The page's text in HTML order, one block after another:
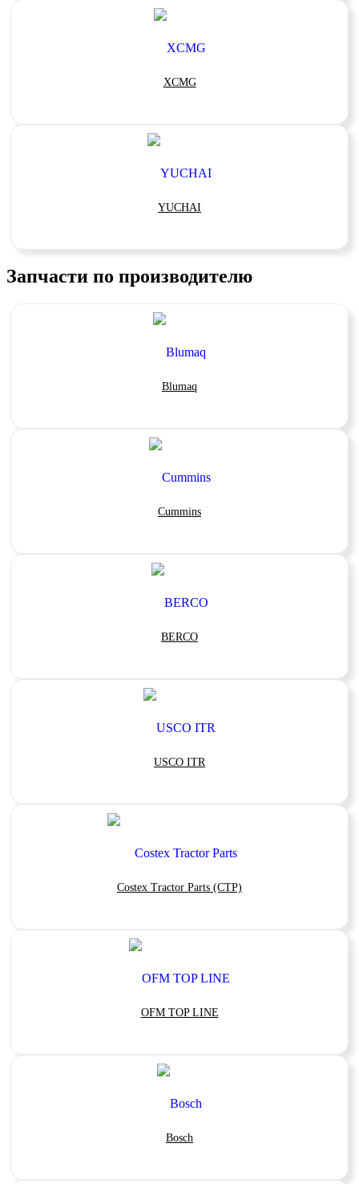
XCMG
YUCHAI
Запчасти по производителю
Blumaq
Cummins
BERCO
USCO ITR
Costex Tractor Parts (CTP)
OFM TOP LINE
Bosch